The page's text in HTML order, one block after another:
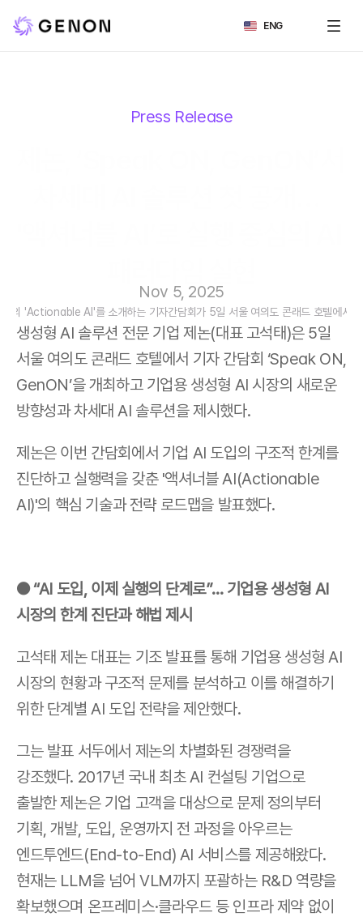
ENG
Press Release
Nov 5, 2025
의 'Actionable AI'를 소개하는 기자간담회가 5일 서울 여의도 콘래드 호텔에서
생성형 AI 솔루션 전문 기업 제논(대표 고석태)은 5일
서울 여의도 콘래드 호텔에서 기자 간담회 ‘Speak ON,
GenON’을 개최하고 기업용 생성형 AI 시장의 새로운
방향성과 차세대 AI 솔루션을 제시했다.
제논은 이번 간담회에서 기업 AI 도입의 구조적 한계를
진단하고 실행력을 갖춘 '액셔너블 AI(Actionable
AI)'의 핵심 기술과 전략 로드맵을 발표했다.
● “AI 도입, 이제 실행의 단계로”… 기업용 생성형 AI
시장의 한계 진단과 해법 제시
고석태 제논 대표는 기조 발표를 통해 기업용 생성형 AI
시장의 현황과 구조적 문제를 분석하고 이를 해결하기
위한 단계별 AI 도입 전략을 제안했다.
그는 발표 서두에서 제논의 차별화된 경쟁력을
강조했다. 2017년 국내 최초 AI 컨설팅 기업으로
출발한 제논은 기업 고객을 대상으로 문제 정의부터
기획, 개발, 도입, 운영까지 전 과정을 아우르는
엔드투엔드(End-to-End) AI 서비스를 제공해왔다.
현재는 LLM을 넘어 VLM까지 포괄하는 R&D 역량을
확보했으며 온프레미스·클라우드 등 인프라 제약 없이